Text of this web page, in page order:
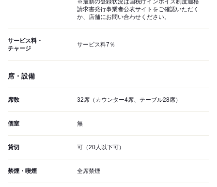
※最新の登録状況は国税庁インボイス制度適格
請求書発行事業者公表サイトをご確認いただく
か、店舗にお問い合わせください。
サービス料・
チャージ
サービス料7％
席・設備
席数 32席（カウンター4席、テーブル28席）
個室 無
貸切 可（20人以下可）
禁煙・喫煙 全席禁煙